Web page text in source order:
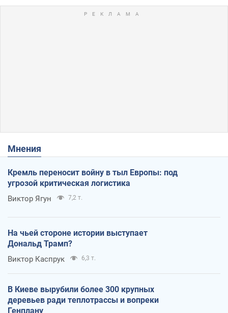
Мнения
Кремль переносит войну в тыл Европы: под
угрозой критическая логистика
Виктор Ягун 7,2 т.
На чьей стороне истории выступает
Дональд Трамп?
Виктор Каспрук 6,3 т.
В Киеве вырубили более 300 крупных
деревьев ради теплотрассы и вопреки
Генплану